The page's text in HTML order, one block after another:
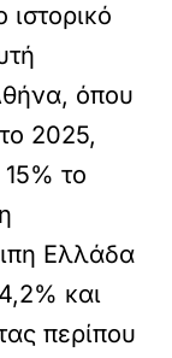
όπου
2025,
το
Ελλάδα
και
περίπου